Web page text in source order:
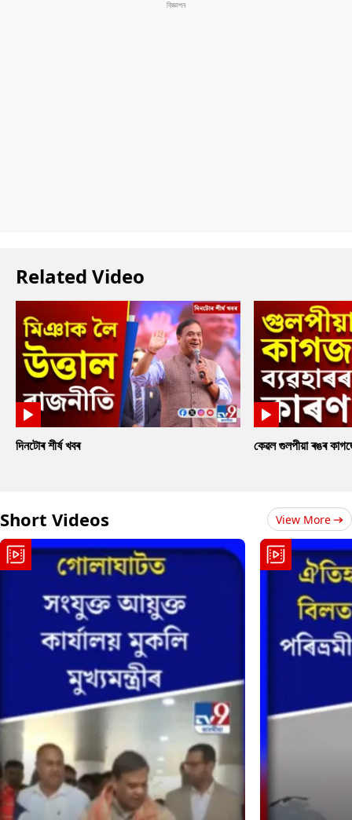
Related Video
দিনটোৰ শীৰ্ষ খবৰ কেৱল গুলপীয়া ৰঙৰ
Short Videos View More